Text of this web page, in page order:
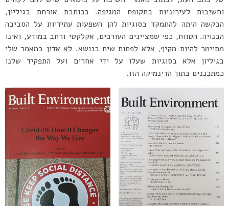
וחשיבות לעירוניות בתקופת המגיפה. ככותבת אורחת בגיליון,
הבקשה היתה להתמקד בסוגיות להן השפעות עתידיות על הסביבה
הבנויה. הטווח, כפי שמציינים העורכים, אקלקטי ורחב במודע, ואינו
מתיימר להיות מקיף, אלא לפתוח שיח בנושא. לא אדון במאמר שלי
בגיליון אלא בסוגיות שעלו על ידי אחרים ועל התפקיד שלנו
כמתכננים בתוך הדינמיקה הזו.